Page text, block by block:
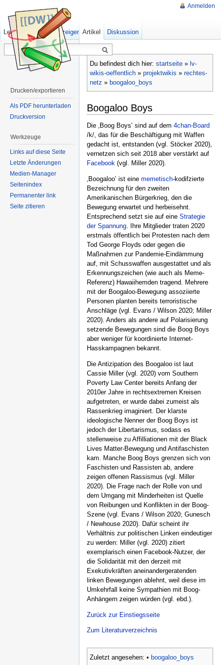
Du befindest dich hier: startseite » lv-
wikis-oeffentlich » projektwikis » rechtes-
netz » boogaloo_boys
Boogaloo Boys
Die ‚Boog Boys‛ sind auf dem 4chan-Board
/k/, das für die Beschäftigung mit Waffen
gedacht ist, entstanden (vgl. Stöcker 2020),
vernetzen sich seit 2018 aber verstärkt auf
Facebook (vgl. Miller 2020).
‚Boogaloo‛ ist eine memetisch-kodifzierte
Bezeichnung für den zweiten
Amerikanischen Bürgerkrieg, den die
Bewegung erwartet und herbeisehnt.
Entsprechend setzt sie auf eine Strategie
der Spannung. Ihre Mitglieder traten 2020
erstmals öffentlich bei Protesten nach dem
Tod George Floyds oder gegen die
Maßnahmen zur Pandemie-Eindämmung
auf, mit Schusswaffen ausgestattet und als
Erkennungszeichen (wie auch als Meme-
Referenz) Hawaiihemden tragend. Mehrere
mit der Boogaloo-Bewegung assoziierte
Personen planten bereits terroristische
Anschläge (vgl. Evans / Wilson 2020; Miller
2020). Anders als andere auf Polarisierung
setzende Bewegungen sind die Boog Boys
aber weniger für koordinierte Internet-
Hasskampagnen bekannt.
Die Antizipation des Boogaloo ist laut
Cassie Miller (vgl. 2020) vom Southern
Poverty Law Center bereits Anfang der
2010er Jahre in rechtsextremen Kreisen
aufgetreten, er wurde dabei zumeist als
Rassenkrieg imaginiert. Der klarste
ideologische Nenner der Boog Boys ist
jedoch der Libertarismus, sodass es
stellenweise zu Affilliationen mit der Black
Lives Matter-Bewegung und Antifaschisten
kam. Manche Boog Boys grenzen sich von
Faschisten und Rassisten ab, andere
zeigen offenen Rassismus (vgl. Miller
2020). Die Frage nach der Rolle von und
dem Umgang mit Minderheiten ist Quelle
von Reibungen und Konflikten in der Boog-
Szene (vgl. Evans / Wilson 2020; Gunesch
/ Newhouse 2020). Dafür scheint ihr
Verhältnis zur politischen Linken eindeutiger
zu werden: Miller (vgl. 2020) zitiert
exemplarisch einen Facebook-Nutzer, der
die Solidarität mit den derzeit mit
Exekutivkräften aneinandergeratenden
linken Bewegungen ablehnt, weil diese im
Umkehrfall keine Sympathien mit Boog-
Anhängern zeigen würden (vgl. ebd.).
Zurück zur Einstiegsseite
Zum Literaturverzeichnis
Zuletzt angesehen: • boogaloo_boys
Anmelden
Artikel Diskussion
Lesen Quelltext anzeigen Ältere Versionen
Drucken/exportieren
Als PDF herunterladen
Druckversion
Werkzeuge
Links auf diese Seite
Letzte Änderungen
Medien-Manager
Seitenindex
Permanenter link
Seite zitieren